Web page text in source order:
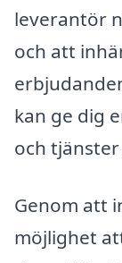
leverantör
och att
kan ge dig
och
Genom att
möjlighet